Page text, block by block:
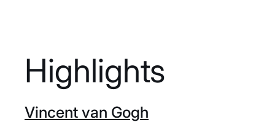
Highlights
Vincent van Gogh